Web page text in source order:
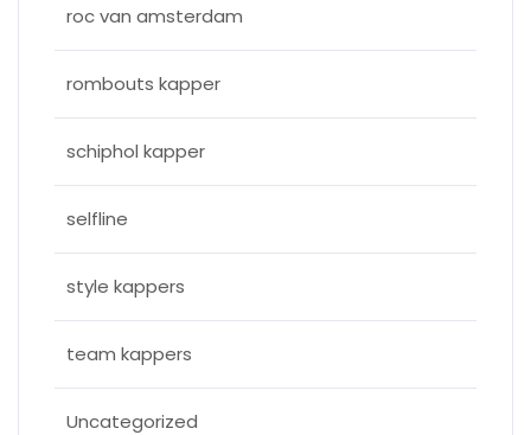
roc van amsterdam
rombouts kapper
schiphol kapper
selfline
style kappers
team kappers
Uncategorized